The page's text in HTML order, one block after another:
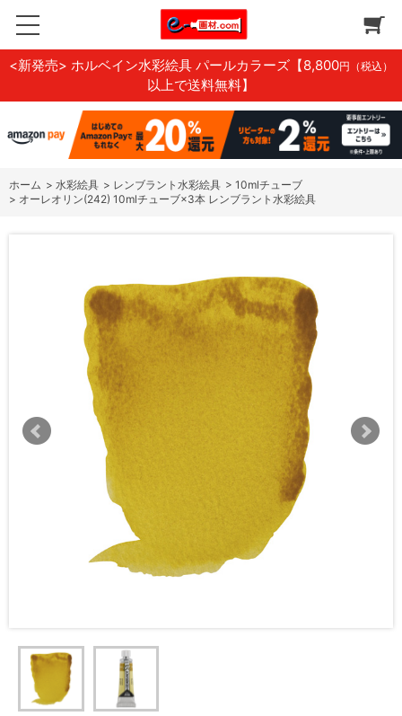
<新発売> ホルベイン水彩絵具 パールカラーズ 【8,800円（税込）
以上で送料無料】
ホーム > 水彩絵具 > レンブラント水彩絵具 > 10mlチューブ
> オーレオリン(242) 10mlチューブ×3本 レンブラント水彩絵具